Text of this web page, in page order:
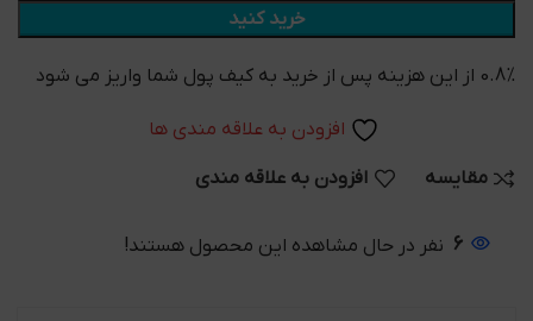
خرید کنید
0.8% از این هزینه پس از خرید به کیف پول شما واریز می شود
افزودن به علاقه مندی ها
مقایسه افزودن به علاقه مندی
6 نفر در حال مشاهده این محصول هستند!